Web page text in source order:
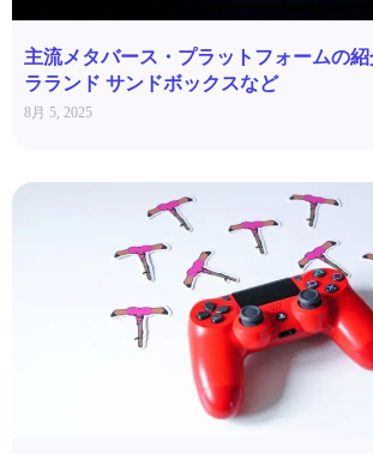
主流メタバース・プラットフォームの
ラランド サンドボックスなど
8月 5, 2025